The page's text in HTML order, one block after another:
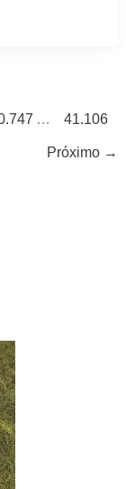
… 41.106
Próximo →